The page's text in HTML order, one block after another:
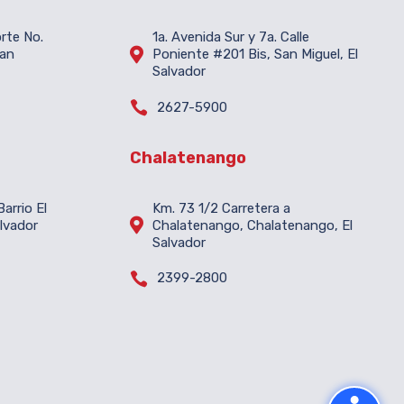
No.
El

1a. Avenida Sur y 7a. Calle
Poniente #201 Bis, San Miguel, El
Salvador
 2627-5900
Chalatenango

Km. 73 1/2 Carretera a
Chalatenango, Chalatenango, El
Salvador
 2399-2800